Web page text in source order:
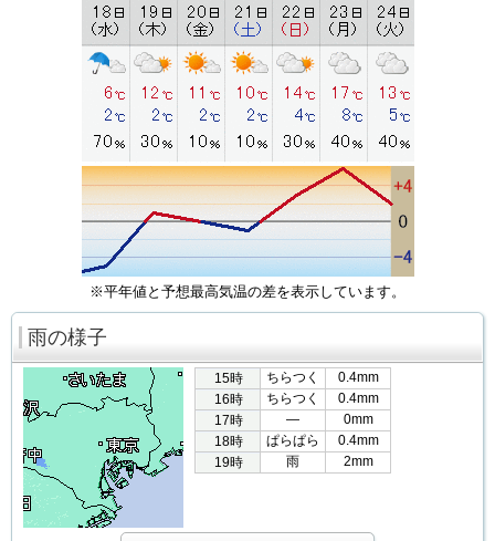
※平年値と予想最高気温の差を表示しています。
雨の様子
15時 ちらつく
0.4mm
16時
ちらつく
0.4mm
17時
―
0mm
18時
ぱらぱら
0.4mm
19時
雨 2mm